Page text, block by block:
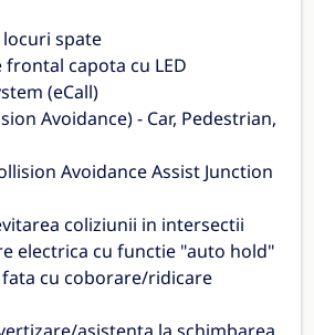
spate
capota cu LED
(eCall)
Avoidance) - Car, Pedestrian,
Avoidance Assist Junction
coliziunii in intersectii
electrica cu functie "auto hold"
cu coborare/ridicare